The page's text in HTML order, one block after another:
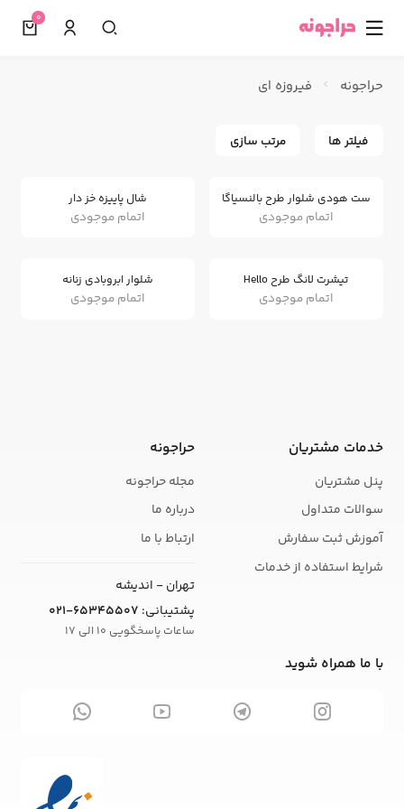
☰
0
حراجونه فیروزه ای
فیلتر ها مرتب سازی
ست هودی شلوار طرح بالنسیاگا
اتمام موجودی
شال پاییزه خز دار
اتمام موجودی
تیشرت لانگ طرح Hello
اتمام موجودی
شلوار ابروبادی زنانه
اتمام موجودی
خدمات مشتریان
پنل مشتریان
سوالات متداول
آموزش ثبت سفارش
شرایط استفاده از خدمات
حراجونه
مجله حراجونه
درباره ما
ارتباط با ما
تهران - اندیشه
پشتیبانی: 021-65345507
ساعات پاسخگویی 10 الی 17
با ما همراه شوید